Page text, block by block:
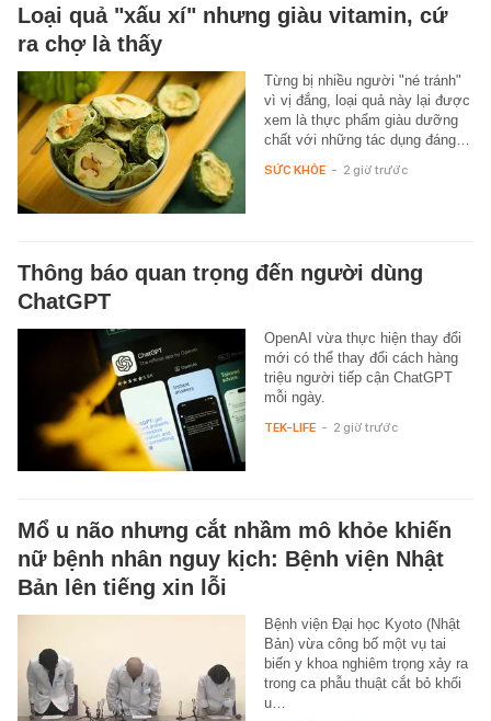
Loại quả "xấu xí" nhưng giàu vitamin, cứ
ra chợ là thấy
Từng bị nhiều người "né tránh"
vì vị đắng, loại quả này lại được
xem là thực phẩm giàu dưỡng
chất với những tác dụng đáng…
SỨC KHỎE - 2 giờ trước
Thông báo quan trọng đến người dùng
ChatGPT
OpenAI vừa thực hiện thay đổi
mới có thể thay đổi cách hàng
triệu người tiếp cận ChatGPT
mỗi ngày.
TEK-LIFE - 2 giờ trước
Mổ u não nhưng cắt nhầm mô khỏe khiến
nữ bệnh nhân nguy kịch: Bệnh viện Nhật
Bản lên tiếng xin lỗi
Bệnh viện Đại học Kyoto (Nhật
Bản) vừa công bố một vụ tai
biến y khoa nghiêm trọng xảy ra
trong ca phẫu thuật cắt bỏ khối
u…